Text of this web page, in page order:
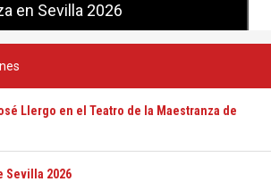
en Sevilla 2026
Llergo en el Teatro de la Maestranza de
Sevilla 2026